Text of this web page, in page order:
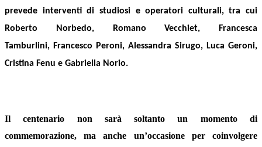
prevede interventi di studiosi e operatori culturali, tra cui
Roberto Norbedo, Romano Vecchiet, Francesca
Tamburlini, Francesco Peroni, Alessandra Sirugo, Luca Geroni,
Cristina Fenu e Gabriella Norio.
Il centenario non sarà soltanto un momento di
commemorazione, ma anche un’occasione per coinvolgere